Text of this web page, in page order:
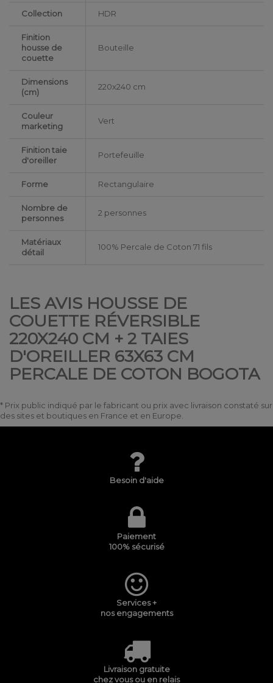
Collection HDR
Finition
housse de
couette
Bouteille
Dimensions
(cm)
220x240 cm
Couleur
marketing
Vert
Finition taie
d'oreiller
Portefeuille
Forme Rectangulaire
Nombre de
personnes
2 personnes
Matériaux
détail
100% Percale de Coton 71 fils
LES AVIS HOUSSE DE
COUETTE RÉVERSIBLE
220X240 CM + 2 TAIES
D'OREILLER 63X63 CM
PERCALE DE COTON BOGOTA
* Prix public indiqué par le fabricant ou prix avec livraison constaté sur
des sites et boutiques en France et en Europe.
Besoin d'aide
Paiement
100% sécurisé
Services +
nos engagements
Livraison gratuite
chez vous ou en relais